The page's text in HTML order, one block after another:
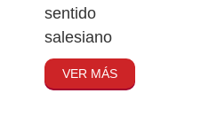
sentido
salesiano
VER MÁS